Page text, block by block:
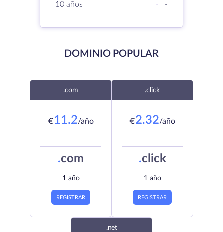
10 años
- -
DOMINIO POPULAR
.com
€11.2/año
.com
1 año
REGISTRAR
.click
€2.32/año
.click
1 año
REGISTRAR
.net